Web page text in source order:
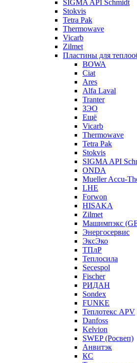
SIGMA API Schmidt
Stokvis
Tetra Pak
Thermowave
Vicarb
Zilmet
Пластины для
BOWA
Ciat
Ares
Alfa Laval
Tranter
ЗЭО
Ещё
Vicarb
Thermowave
Tetra Pak
Stokvis
SIGMA API
ONDA
Mueller Accu-
LHE
Forwon
HISAKA
Zilmet
Машимпэкс
Энергосервис
ЭксЭко
ТПлР
Теплосила
Secespol
Fischer
РИДАН
Sondex
FUNKE
Теплотекс APV
Danfoss
Kelvion
SWEP (Росвеп)
Анвитэк
КС